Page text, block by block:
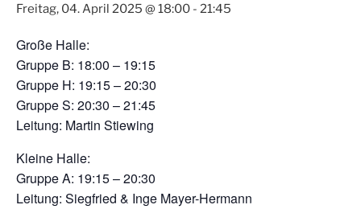
Freitag, 04. April 2025 @ 18:00 - 21:45
Große Halle:
Gruppe B: 18:00 – 19:15
Gruppe H: 19:15 – 20:30
Gruppe S: 20:30 – 21:45
Leitung: Martin Stiewing
Kleine Halle:
Gruppe A: 19:15 – 20:30
Leitung: Siegfried & Inge Mayer-Hermann